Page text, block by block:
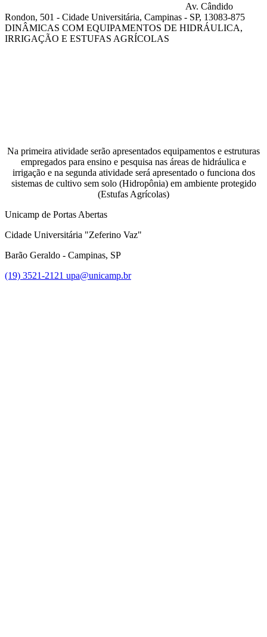
Av. Cândido
Rondon, 501 - Cidade Universitária, Campinas - SP, 13083-875
DINÂMICAS COM EQUIPAMENTOS DE HIDRÁULICA,
IRRIGAÇÃO E ESTUFAS AGRÍCOLAS
Na primeira atividade serão apresentados equipamentos e estruturas
empregados para ensino e pesquisa nas áreas de hidráulica e
irrigação e na segunda atividade será apresentado o funciona dos
sistemas de cultivo sem solo (Hidropônia) em ambiente protegido
(Estufas Agrícolas)
Unicamp de Portas Abertas
Cidade Universitária "Zeferino Vaz"
Barão Geraldo - Campinas, SP
(19) 3521-2121 upa@unicamp.br